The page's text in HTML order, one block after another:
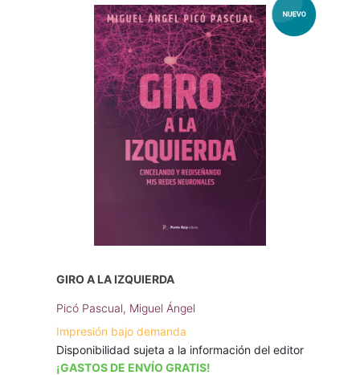
GIRO A LA IZQUIERDA
Picó Pascual, Miguel Ángel
Impresión bajo demanda
Disponibilidad sujeta a la información del editor
¡GASTOS DE ENVÍO GRATIS!